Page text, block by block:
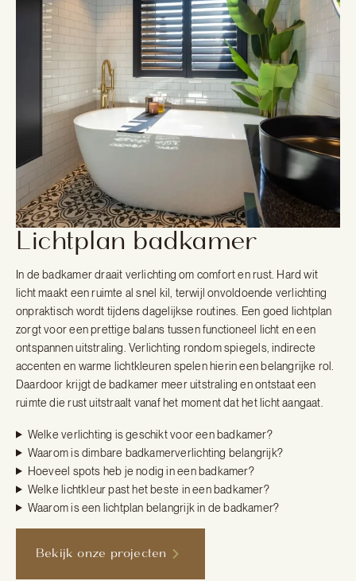
Lichtplan badkamer
In de badkamer draait verlichting om comfort en rust. Hard wit
licht maakt een ruimte al snel kil, terwijl onvoldoende verlichting
onpraktisch wordt tijdens dagelijkse routines. Een goed lichtplan
zorgt voor een prettige balans tussen functioneel licht en een
ontspannen uitstraling. Verlichting rondom spiegels, indirecte
accenten en warme lichtkleuren spelen hierin een belangrijke rol.
Daardoor krijgt de badkamer meer uitstraling en ontstaat een
ruimte die rust uitstraalt vanaf het moment dat het licht aangaat.
Welke verlichting is geschikt voor een badkamer?
Waarom is dimbare badkamerverlichting belangrijk?
Hoeveel spots heb je nodig in een badkamer?
Welke lichtkleur past het beste in een badkamer?
Waarom is een lichtplan belangrijk in de badkamer?
Bekijk onze projecten